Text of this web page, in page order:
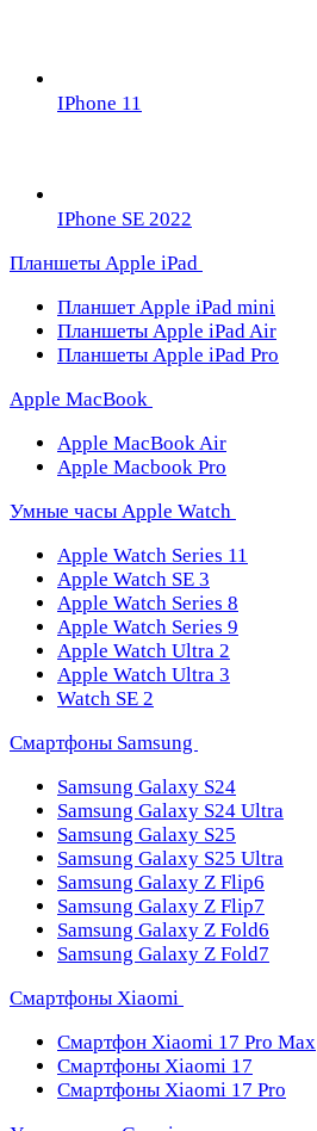
IPhone 11
IPhone SE 2022
Планшеты Apple iPad
Планшет Apple iPad mini
Планшеты Apple iPad Air
Планшеты Apple iPad Pro
Apple MacBook
Apple MacBook Air
Apple Macbook Pro
Умные часы Apple Watch
Apple Watch Series 11
Apple Watch SE 3
Apple Watch Series 8
Apple Watch Series 9
Apple Watch Ultra 2
Apple Watch Ultra 3
Watch SE 2
Смартфоны Samsung
Samsung Galaxy S24
Samsung Galaxy S24 Ultra
Samsung Galaxy S25
Samsung Galaxy S25 Ultra
Samsung Galaxy Z Flip6
Samsung Galaxy Z Flip7
Samsung Galaxy Z Fold6
Samsung Galaxy Z Fold7
Смартфоны Xiaomi
Смартфон Xiaomi 17 Pro Max
Смартфоны Xiaomi 17
Смартфоны Xiaomi 17 Pro